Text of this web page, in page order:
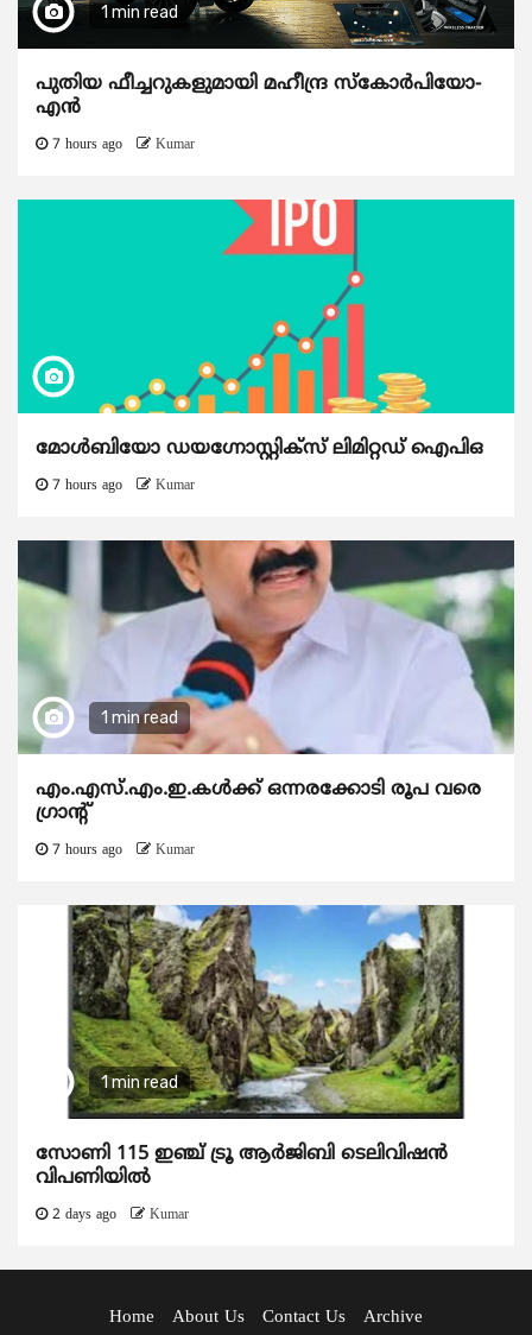
1 min read
പുതിയ ഫീച്ചറുകളുമായി മഹീന്ദ്ര സ്കോർപിയോ-
എൻ
7 hours ago Kumar
മോൾബിയോ ഡയഗ്നോസ്റ്റിക്സ് ലിമിറ്റഡ് ഐപിഒ
7 hours ago Kumar
1 min read
എം.എസ്.എം.ഇ.കൾക്ക് ഒന്നരക്കോടി രൂപ വരെ
ഗ്രാന്റ്
7 hours ago Kumar
1 min read
സോണി 115 ഇഞ്ച് ട്രൂ ആർജിബി ടെലിവിഷൻ
വിപണിയിൽ
2 days ago Kumar
Home About Us Contact Us Archive